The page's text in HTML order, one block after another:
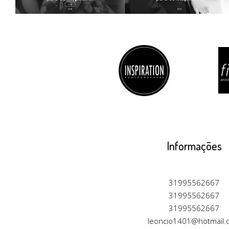
Informações
31995562667
31995562667
31995562667